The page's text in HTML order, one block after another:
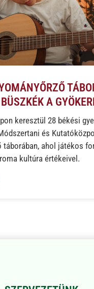
A
keresztül 28 békési
és
táborában, ahol játékos
kultúra értékeivel.